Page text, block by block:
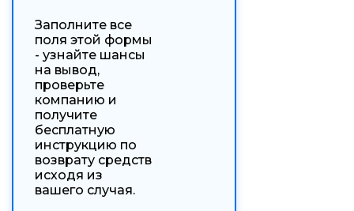
Заполните все
поля этой формы
- узнайте шансы
на вывод,
проверьте
компанию и
получите
бесплатную
инструкцию по
возврату средств
исходя из
вашего случая.